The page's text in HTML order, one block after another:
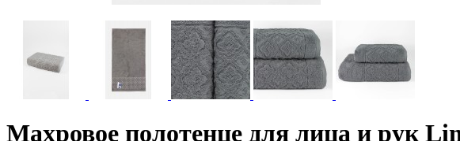
Махровое полотенце для лица и рук